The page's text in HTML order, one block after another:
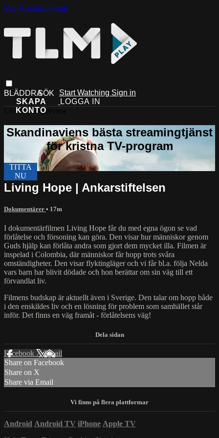
Skip to main content
Start Watching Sign in
Live stream preview
Living Hope | Ankarstiftelsen
Dokumentärer • 17m
I dokumentärfilmen Living Hope får du med egna ögon se vad
förlåtelse och försoning kan göra. Den visar hur människor genom
Guds hjälp kan förlåta andra som gjort dem mycket illa. Filmen är
inspelad i Colombia, där människor får hopp trots svåra
omständigheter. Den visar flyktingläger och vi får bl.a. följa Nelda
vars barn har blivit dödade och hon berättar om sin väg till ett
förvandlat liv.
Filmens budskap är aktuellt även i Sverige. Den talar om hopp både
i den enskildes liv och en lösning för problem som samhället står
inför. Det finns en väg framåt - förlåtelsens väg!
Facebook XEmail
Share on Facebook
Share on X
Share via Email
Android Android TV iPhone Apple TV